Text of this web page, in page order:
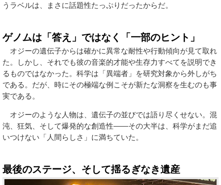
うラベルは、まさに話題性たっぷりだったからだ。
ゲノムは「答え」ではなく「一部のヒント」
オジーの遺伝子からは確かに異常な耐性や行動傾向が見て取れ
た。しかし、それでも彼の音楽的才能や生存力すべてを説明でき
るものではなかった。科学は「異端者」を研究対象から外しがち
である。だが、時にその極端な例こそが新たな洞察を生むのも事
実である。
オジーのような人物は、遺伝子の並びでは語り尽くせない。混
沌、狂気、そして爆発的な創造性――その大半は、科学がまだ追
いつけない「人間らしさ」に満ちていた。
最後のステージ、そして揺るぎなき遺産